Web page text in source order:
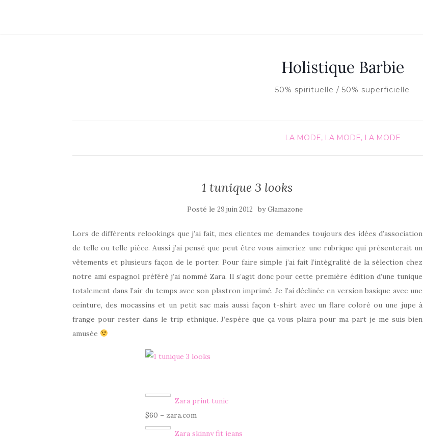
Holistique Barbie
50% spirituelle / 50% superficielle
LA MODE, LA MODE, LA MODE
1 tunique 3 looks
Posté le 29 juin 2012 byGlamazone
Lors de différents relookings que j’ai fait, mes clientes me demandes toujours des idées d’association
de telle ou telle pièce. Aussi j’ai pensé que peut être vous aimeriez une rubrique qui présenterait un
vêtements et plusieurs façon de le porter. Pour faire simple j’ai fait l’intégralité de la sélection chez
notre ami espagnol préféré j’ai nommé Zara. Il s’agit donc pour cette première édition d’une tunique
totalement dans l’air du temps avec son plastron imprimé. Je l’ai déclinée en version basique avec une
ceinture, des mocassins et un petit sac mais aussi façon t-shirt avec un flare coloré ou une jupe à
frange pour rester dans le trip ethnique. J’espère que ça vous plaira pour ma part je me suis bien
amusée
Zara print tunic
$60 – zara.com
Zara skinny fit jeans